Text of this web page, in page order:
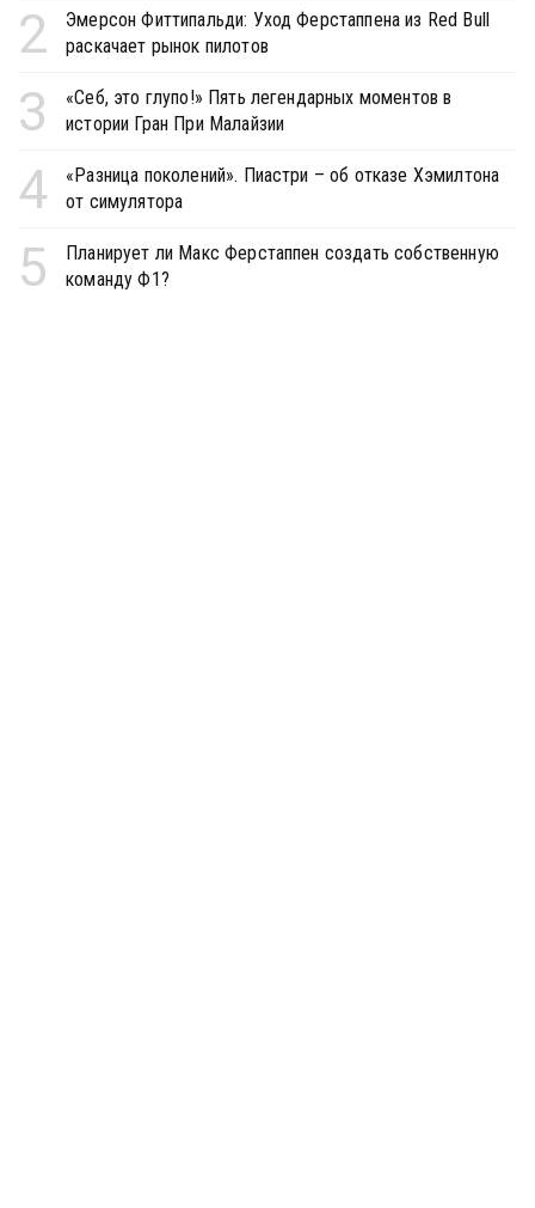
2
Эмерсон Фиттипальди: Уход Ферстаппена из Red Bull
раскачает рынок пилотов
3
«Себ, это глупо!» Пять легендарных моментов в
истории Гран При Малайзии
4
«Разница поколений». Пиастри – об отказе Хэмилтона
от симулятора
5
Планирует ли Макс Ферстаппен создать собственную
команду Ф1?